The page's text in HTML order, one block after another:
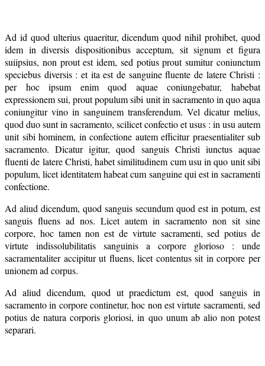
Ad id quod ulterius quaeritur, dicendum quod nihil prohibet, quod
idem in diversis dispositionibus acceptum, sit signum et figura
suiipsius, non prout est idem, sed potius prout sumitur coniunctum
speciebus diversis : et ita est de sanguine fluente de latere Christi :
per hoc ipsum enim quod aquae coniungebatur, habebat
expressionem sui, prout populum sibi unit in sacramento in quo aqua
coniungitur vino in sanguinem transferendum. Vel dicatur melius,
quod duo sunt in sacramento, scilicet confectio et usus : in usu autem
unit sibi hominem, in confectione autem efficitur praesentialiter sub
sacramento. Dicatur igitur, quod sanguis Christi iunctus aquae
fluenti de latere Christi, habet similitudinem cum usu in quo unit sibi
populum, licet identitatem habeat cum sanguine qui est in sacramenti
confectione.
Ad aliud dicendum, quod sanguis secundum quod est in potum, est
sanguis fluens ad nos. Licet autem in sacramento non sit sine
corpore, hoc tamen non est de virtute sacramenti, sed potius de
virtute indissolubilitatis sanguinis a corpore glorioso : unde
sacramentaliter accipitur ut fluens, licet contentus sit in corpore per
unionem ad corpus.
Ad aliud dicendum, quod ut praedictum est, quod sanguis in
sacramento in corpore continetur, hoc non est virtute sacramenti, sed
potius de natura corporis gloriosi, in quo unum ab alio non potest
separari.